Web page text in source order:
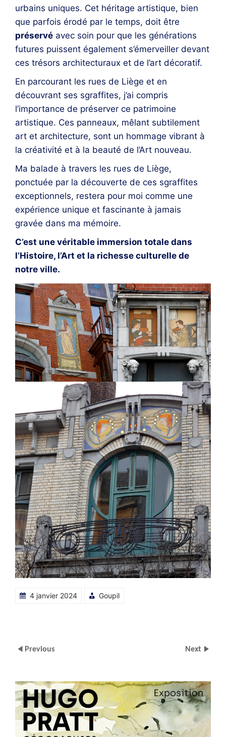
urbains uniques. Cet héritage artistique, bien
que parfois érodé par le temps, doit être
préservé avec soin pour que les générations
futures puissent également s’émerveiller devant
ces trésors architecturaux et de l’art décoratif.
En parcourant les rues de Liège et en
découvrant ses sgraffites, j’ai compris
l’importance de préserver ce patrimoine
artistique. Ces panneaux, mêlant subtilement
art et architecture, sont un hommage vibrant à
la créativité et à la beauté de l’Art nouveau.
Ma balade à travers les rues de Liège,
ponctuée par la découverte de ces sgraffites
exceptionnels, restera pour moi comme une
expérience unique et fascinante à jamais
gravée dans ma mémoire.
C’est une véritable immersion totale dans
l’Histoire, l’Art et la richesse culturelle de
notre ville.
4 janvier 2024 Goupil
Previous Next